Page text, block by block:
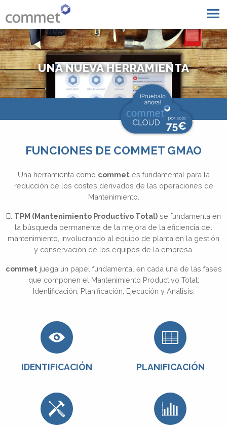
UNA NUEVA HERRAMIENTA
FUNCIONES DE COMMET GMAO
Una herramienta como commetes fundamental para la
reducción de los costes derivados de las operaciones de
Mantenimiento.
El TPM (Mantenimiento Productivo Total) se fundamenta en
la búsqueda permanente de la mejora de la eficiencia del
mantenimiento, involucrando al equipo de planta en la gestión
y conservación de los equipos de la empresa.
commetjuega un papel fundamental en cada una de las fases
que componen el Mantenimiento Productivo Total:
Identificación, Planificación, Ejecución y Análisis.
IDENTIFICACIÓN PLANIFICACIÓN